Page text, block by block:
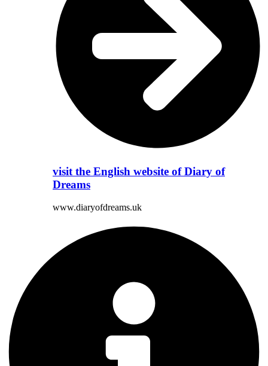
visit the English website of Diary of
Dreams
www.diaryofdreams.uk